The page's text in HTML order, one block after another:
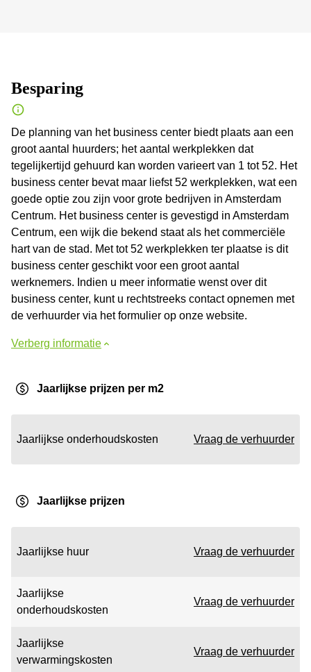
Besparing
De planning van het business center biedt plaats aan een
groot aantal huurders; het aantal werkplekken dat
tegelijkertijd gehuurd kan worden varieert van 1 tot 52. Het
business center bevat maar liefst 52 werkplekken, wat een
goede optie zou zijn voor grote bedrijven in Amsterdam
Centrum. Het business center is gevestigd in Amsterdam
Centrum, een wijk die bekend staat als het commerciële
hart van de stad. Met tot 52 werkplekken ter plaatse is dit
business center geschikt voor een groot aantal
werknemers. Indien u meer informatie wenst over dit
business center, kunt u rechtstreeks contact opnemen met
de verhuurder via het formulier op onze website.
Verberg informatie
Jaarlijkse prijzen per m2
Jaarlijkse onderhoudskosten Vraag de verhuurder
Jaarlijkse prijzen
Jaarlijkse huur Vraag de verhuurder
Jaarlijkse
onderhoudskosten
Vraag de verhuurder
Jaarlijkse
verwarmingskosten
Vraag de verhuurder